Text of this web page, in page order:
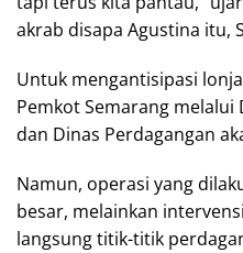
akrab disapa Agustina itu,
Untuk mengantisipasi
Pemkot Semarang melalui
dan Dinas Perdagangan
Namun, operasi yang
besar, melainkan
langsung titik-titik